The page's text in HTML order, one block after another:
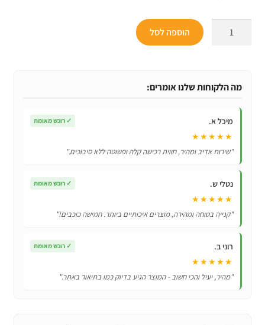
מקורי
iPhone
Max
הוספה לסל
מה הלקוחות שלנו אומרים:
מיכל א. ✓ רוכש מאומת
★★★★★
"שירות אדיב ומהיר, חווית רכישה קלה ופשוטה ללא סיבוכים."
נטלי ש. ✓ רוכש מאומת
★★★★★
"קנייה בטוחה ומהירה, מוצרים איכותיים ביותר. חמישה כוכבים!"
רוני ב. ✓ רוכש מאומת
★★★★★
"מהיר, יעיל והכי חשוב - המוצר הגיע בדיוק כמו בתיאור באתר."